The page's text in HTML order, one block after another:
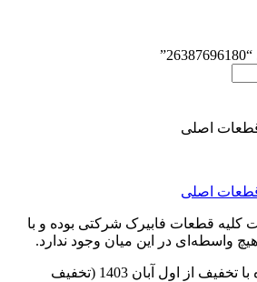
کلیه قطعات فابیرک شرکتی بوده و با
واسطه‌ای در این میان وجود ندارد.
***توجه ***فروش ویژه با تخفیف از اول آبان 1403 (تخفیف